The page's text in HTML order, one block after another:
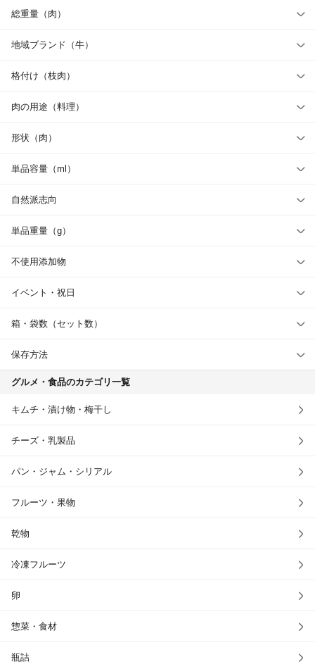
総重量（肉）
地域ブランド（牛）
格付け（枝肉）
肉の用途（料理）
形状（肉）
単品容量（ml）
自然派志向
単品重量（g）
不使用添加物
イベント・祝日
箱・袋数（セット数）
保存方法
グルメ・食品のカテゴリ一覧
キムチ・漬け物・梅干し
チーズ・乳製品
パン・ジャム・シリアル
フルーツ・果物
乾物
冷凍フルーツ
卵
惣菜・食材
瓶詰